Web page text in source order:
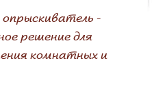
-
решение для
комнатных и